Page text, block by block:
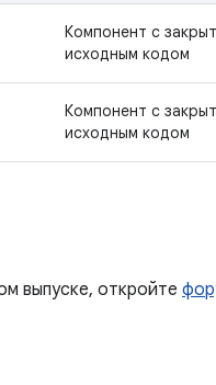
Компонент с
исходным кодом
Компонент с
исходным кодом
выпуске, откройте